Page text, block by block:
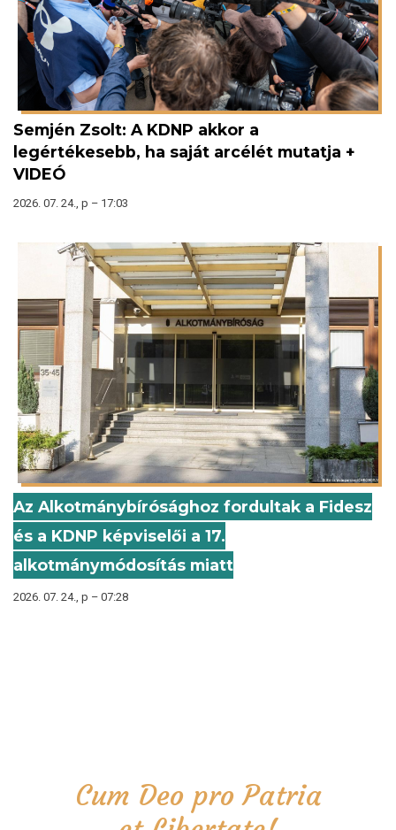
Semjén Zsolt: A KDNP akkor a
legértékesebb, ha saját arcélét mutatja +
VIDEÓ
2026. 07. 24., p – 17:03
Az Alkotmánybírósághoz fordultak a Fidesz
és a KDNP képviselői a 17.
alkotmánymódosítás miatt
2026. 07. 24., p – 07:28
Cum Deo pro Patria